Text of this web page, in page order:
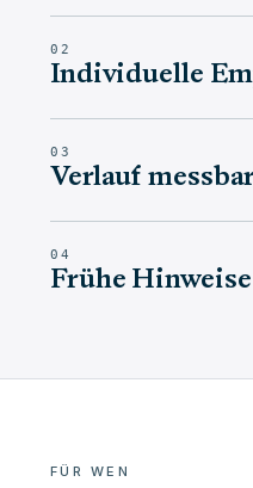
02
Individuelle
03
Verlauf
04
Frühe
FÜR WEN